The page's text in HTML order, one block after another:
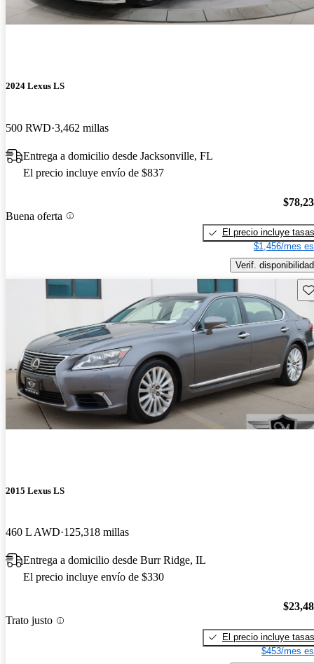
2024 Lexus LS
500 RWD 3,462 millas
Entrega a domicilio desde Jacksonville, FL
El precio incluye envío de $837
Buena oferta
El precio incluye tasas
$1,456/mes
Verif. disponibilidad
2015 Lexus LS
460 L AWD 125,318 millas
Entrega a domicilio desde Burr Ridge, IL
El precio incluye envío de $330
Trato justo
El precio incluye tasas
$453/mes